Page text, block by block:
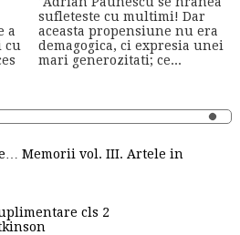
a
cu
sufleteste cu multimi! Dar
aceasta propensiune nu era
demagogica, ci expresia unei
mari generozitati; ce...
Memorii vol. III. Artele in
cls 2